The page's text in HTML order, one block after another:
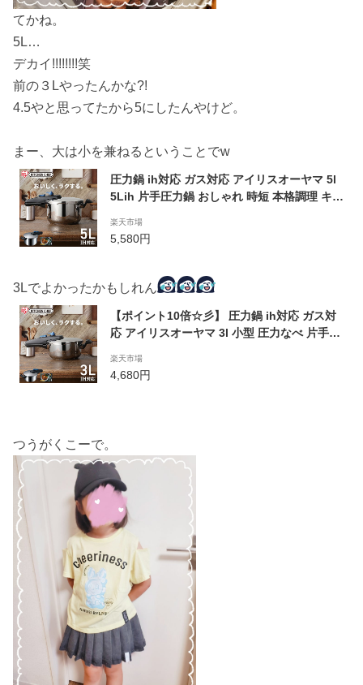
てかね。
5L…
デカイ!!!!!!!!笑
前の３Lやったんかな?!
4.5やと思ってたから5にしたんやけど。
まー、大は小を兼ねるということでw
圧力鍋 ih対応 ガス対応 アイリスオーヤマ 5l
5Lih 片手圧力鍋 おしゃれ 時短 本格調理 キッ
調理 余熱調理 片手 鍋 なべ ナベ 圧力 送料無
料 KAR-5L【メーカー1年保証】［iris 鍋］
楽天市場
5,580円
3Lでよかったかもしれん
【ポイント10倍☆彡】 圧力鍋 ih対応 ガス対
応 アイリスオーヤマ 3l 小型 圧力なべ 片手圧
調理 余熱調理 キッチン キッチン用品 新生活
圧力鍋 なべ ナベ 圧力 KAR-3L【メーカー1年
楽天市場
4,680円
つうがくこーで。